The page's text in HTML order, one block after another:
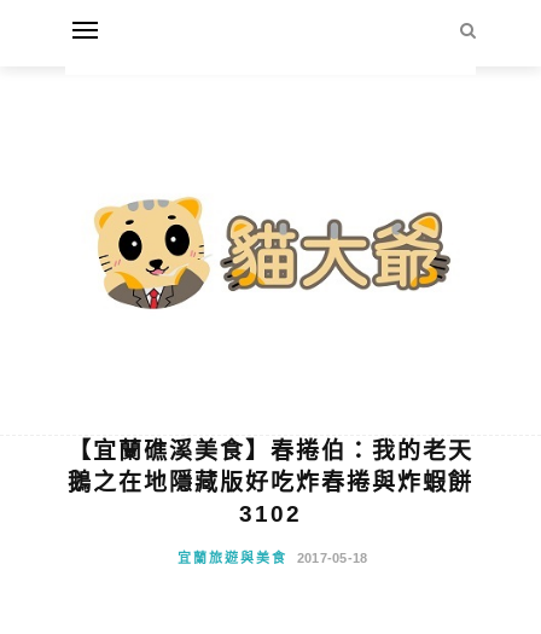
【宜蘭礁溪美食】春捲伯：我的老天
鵝之在地隱藏版好吃炸春捲與炸蝦餅
3102
宜蘭旅遊與美食 2017-05-18